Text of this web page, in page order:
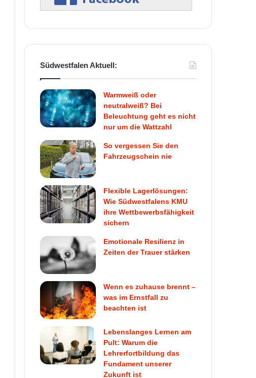
Südwestfalen Aktuell:
Warmweiß oder
neutralweiß? Bei
Beleuchtung geht es nicht
nur um die Wattzahl
So vergessen Sie den
Fahrzeugschein nie
Flexible Lagerlösungen:
Wie Südwestfalens KMU
ihre Wettbewerbsfähigkeit
sichern
Emotionale Resilienz in
Zeiten der Trauer stärken
Wenn es zuhause brennt –
was im Ernstfall zu
beachten ist
Lebenslanges Lernen am
Pult: Warum die
Lehrerfortbildung das
Fundament unserer
Zukunft ist